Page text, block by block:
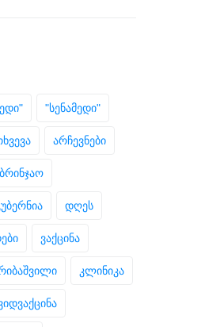
"სენამედი"
არჩევნები
ბრინჯაო
დღეს
ვაქცინა
კლინიკა